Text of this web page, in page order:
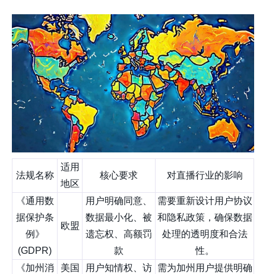
法规名称
适用
地区
核心要求 对直播行业的影响
《通用数
据保护条
例》
(GDPR)
欧盟
用户明确同意、
数据最小化、被
遗忘权、高额罚
款
需要重新设计用户协议
和隐私政策，确保数据
处理的透明度和合法
性。
《加州消
美国
用户知情权、访 需为加州用户提供明确